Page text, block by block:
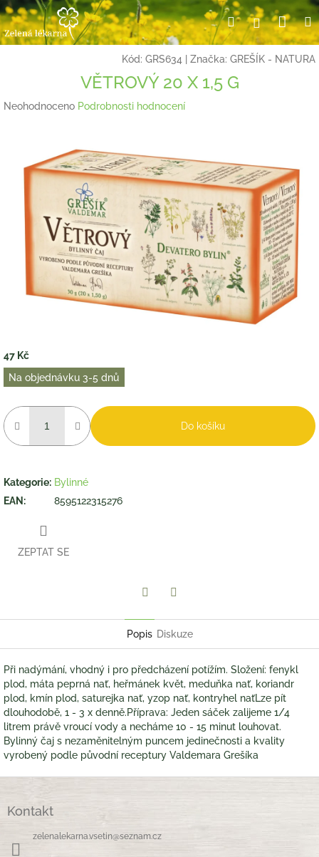
Přejít
na
obsah
HledatPřihlášení
Kód: GRS634 Značka: GREŠÍK - NATURA
VĚTROVÝ 20 X 1,5 G
Průměrné
hvězdiček.
Neohodnoceno Podrobnosti hodnocení
47 Kč
Měrná
cena:
Na objednávku 3-5 dnů
Do košíku
Kategorie: Bylinné
EAN : 8595122315276
ZEPTAT SE
Popis Diskuze
Při nadýmání, vhodný i pro předcházení potížím. Složení: fenykl
plod, máta peprná nať, heřmánek květ, meduňka nať, koriandr
plod, kmín plod, saturejka nať, yzop nať, kontryhel naťLze pít
dlouhodobě, 1 - 3 x denně.Příprava: Jeden sáček zalijeme 1/4
litrem právě vroucí vody a necháme 10 - 15 minut louhovat.
Bylinný čaj s nezaměnitelným puncem jedinečnosti a kvality
vyrobený podle původní receptury Valdemara Grešíka
Kontakt
zelenalekarna.vsetin@seznam.cz